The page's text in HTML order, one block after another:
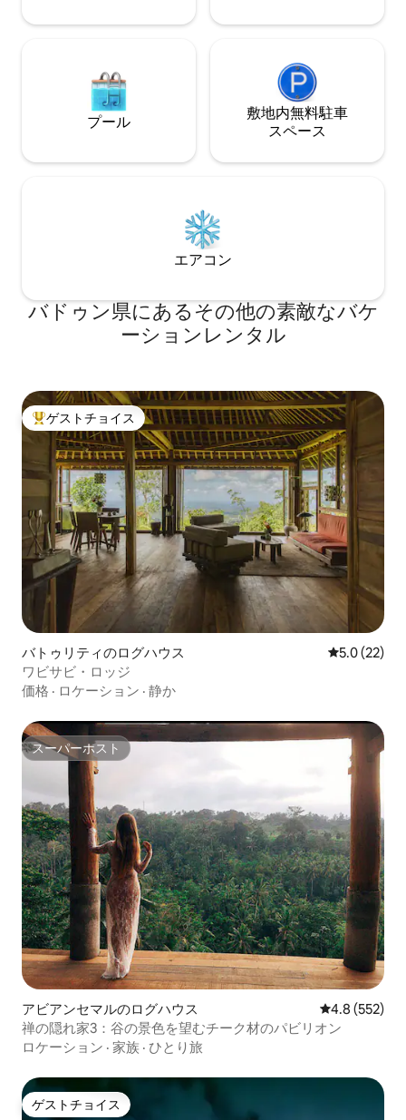
プール
敷地内無料駐⁠車
ス⁠ペ⁠ー⁠ス
エアコン
バドゥン県にあるその他の素敵なバケ
ーションレンタル
大好評のゲストチョイスです。
ゲストチョイス
バトゥリティのログハウス レビュー22
5.0 (22)
ワビサビ・ロッジ
価格 · ロケーション · 静か
スーパーホスト
スーパーホスト
アビアンセマルのログハウス レビュー552
4.8 (552)
禅の隠れ家3：谷の景色を望むチーク材のパビリオン
ロケーション · 家族 · ひとり旅
ゲストチョイス
ゲストチョイス